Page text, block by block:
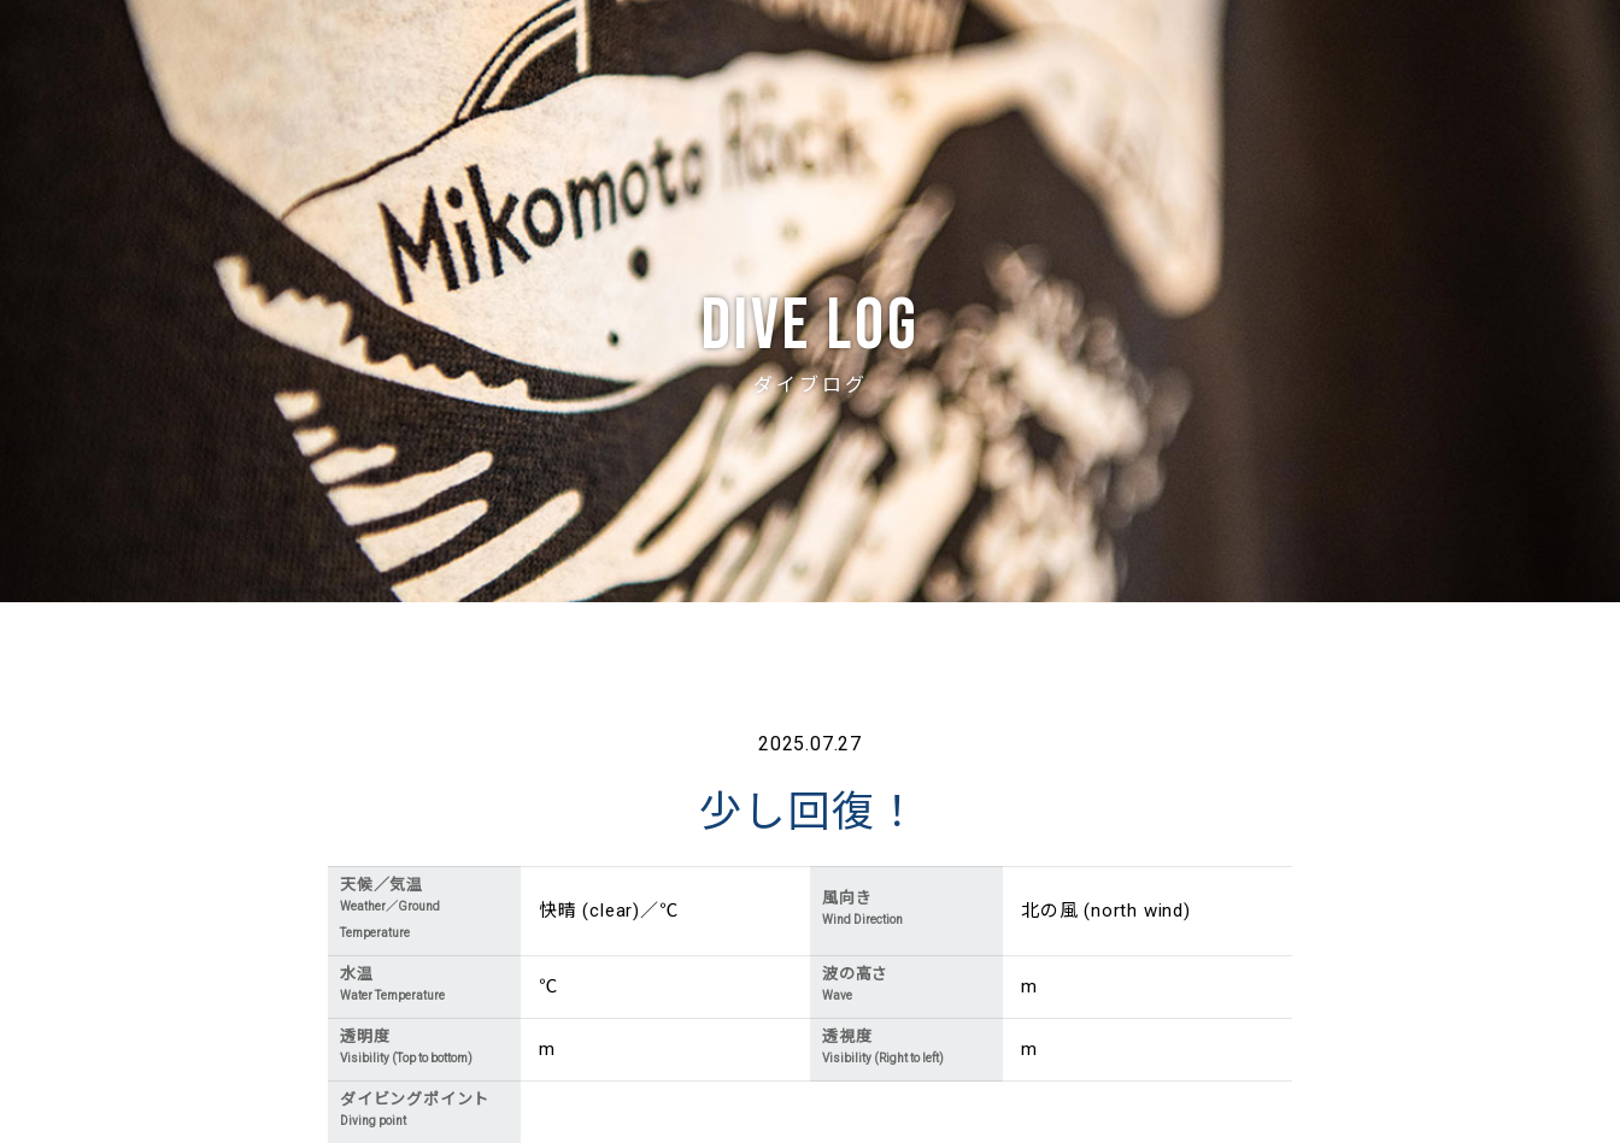
ABOUT NEWS DIVE LOG PRICE ACCESS
Dive log
ダイブログ
2025.07.27
少し回復！
天候／気温
Weather／Ground
Temperature
快晴 (clear)／℃
風向き
Wind Direction 北の風 (north wind)
水温
Water Temperature ℃
波の高さ
Wave m
透明度
Visibility (Top to bottom) m
透視度
Visibility (Right to left) m
ダイビングポイント
Diving point